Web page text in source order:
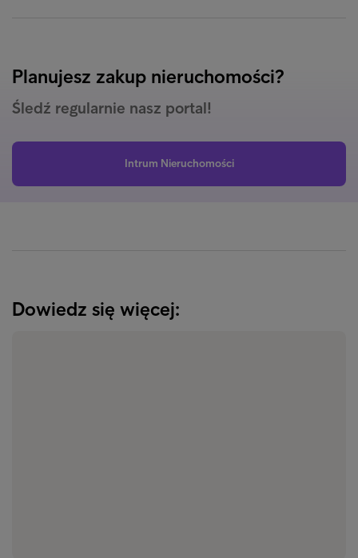
Planujesz zakup nieruchomości?
Śledź regularnie nasz portal!
Intrum Nieruchomości
Dowiedz się więcej: